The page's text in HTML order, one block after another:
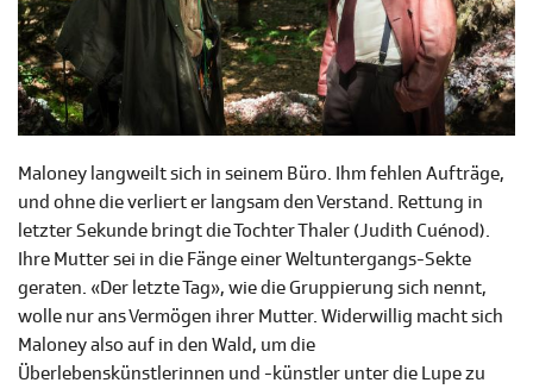
Maloney langweilt sich in seinem Büro. Ihm fehlen Aufträge,
und ohne die verliert er langsam den Verstand. Rettung in
letzter Sekunde bringt die Tochter Thaler (Judith Cuénod).
Ihre Mutter sei in die Fänge einer Weltuntergangs-Sekte
geraten. «Der letzte Tag», wie die Gruppierung sich nennt,
wolle nur ans Vermögen ihrer Mutter. Widerwillig macht sich
Maloney also auf in den Wald, um die
Überlebenskünstlerinnen und -künstler unter die Lupe zu